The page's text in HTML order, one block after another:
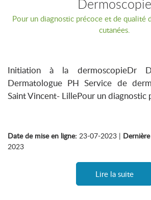
Dermoscopie
Pour un diagnostic précoce et de qualité
cutanées.
Initiation à la dermoscopieDr
Dermatologue PH Service de
Saint Vincent- LillePour un diagnostic
Date de mise en ligne: 23-07-2023 |
2023
Lire la suite